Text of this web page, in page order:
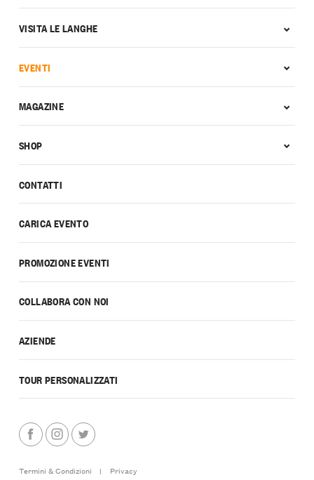
CONTATTI
CARICA EVENTO
PROMOZIONE EVENTI
COLLABORA CON NOI
AZIENDE
TOUR PERSONALIZZATI
VISITA LE LANGHE
EVENTI
MAGAZINE
SHOP
Termini & Condizioni | Privacy